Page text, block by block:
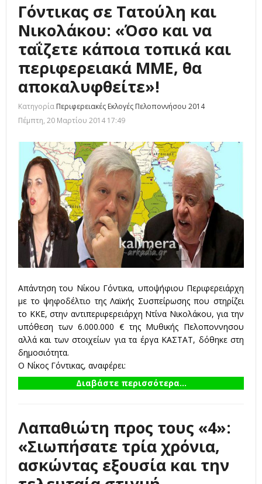
Γόντικας σε Τατούλη και
Νικολάκου: «Όσο και να
ταΐζετε κάποια τοπικά και
περιφερειακά ΜΜΕ, θα
αποκαλυφθείτε»!
Κατηγορία Περιφερειακές Εκλογές Πελοποννήσου 2014
Πέμπτη, 20 Μαρτίου 2014 17:49
Απάντηση του Νίκου Γόντικα, υποψήφιου Περιφερειάρχη
με το ψηφοδέλτιο της Λαϊκής Συσπείρωσης που στηρίζει
το ΚΚΕ, στην αντιπεριφερειάρχη Ντίνα Νικολάκου, για την
υπόθεση των 6.000.000 € της Μυθικής Πελοποννησου
αλλά και των στοιχείων για τα έργα ΚΑΣΤΑΤ, δόθηκε στη
δημοσιότητα.
Ο Νίκος Γόντικας, αναφέρει:
Διαβάστε περισσότερα...
Λαπαθιώτη προς τους «4»:
«Σιωπήσατε τρία χρόνια,
ασκώντας εξουσία και την